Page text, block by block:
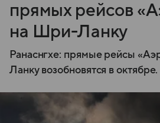
прямых рейсов
на Шри-Ланку
Ранаснгхе: прямые рейсы
Ланку возобновятся в октябре.